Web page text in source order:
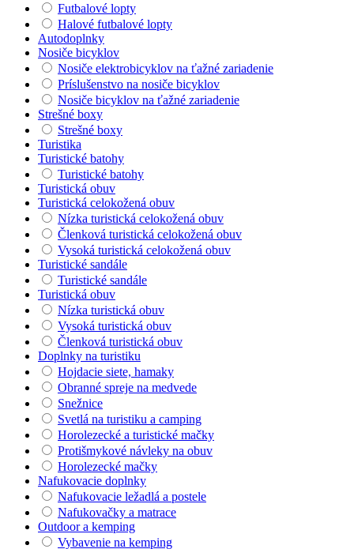
Futbalové lopty
Halové futbalové lopty
Autodoplnky
Nosiče bicyklov
Nosiče elektrobicyklov na ťažné zariadenie
Príslušenstvo na nosiče bicyklov
Nosiče bicyklov na ťažné zariadenie
Strešné boxy
Strešné boxy
Turistika
Turistické batohy
Turistické batohy
Turistická obuv
Turistická celokožená obuv
Nízka turistická celokožená obuv
Členková turistická celokožená obuv
Vysoká turistická celokožená obuv
Turistické sandále
Turistické sandále
Turistická obuv
Nízka turistická obuv
Vysoká turistická obuv
Členková turistická obuv
Doplnky na turistiku
Hojdacie siete, hamaky
Obranné spreje na medvede
Snežnice
Svetlá na turistiku a camping
Horolezecké a turistické mačky
Protišmykové návleky na obuv
Horolezecké mačky
Nafukovacie doplnky
Nafukovacie ležadlá a postele
Nafukovačky a matrace
Outdoor a kemping
Vybavenie na kemping